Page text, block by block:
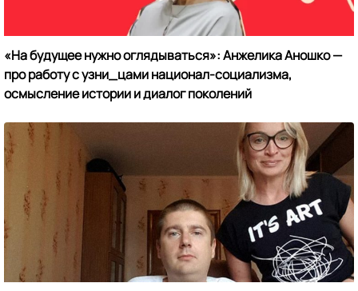
«На будущее нужно оглядываться»: Анжелика Аношко —
про работу с узни_цами национал-социализма,
осмысление истории и диалог поколений